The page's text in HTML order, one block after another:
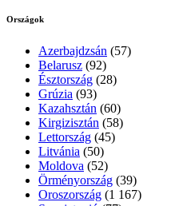
Országok
Azerbajdzsán (57)
Belarusz (92)
Észtország (28)
Grúzia (93)
Kazahsztán (60)
Kirgizisztán (58)
Lettország (45)
Litvánia (50)
Moldova (52)
Örményország (39)
Oroszország (1 167)